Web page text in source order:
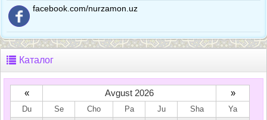
facebook.com/nurzamon.uz
Каталог
« Avgust 2026 »
Du Se Cho Pa Ju Sha Ya